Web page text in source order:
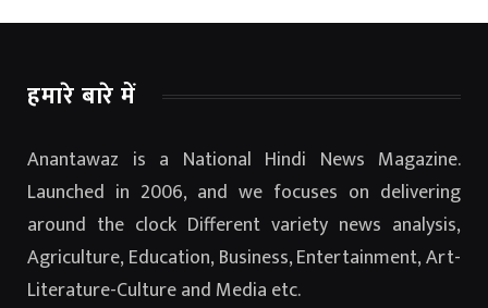
हमारे बारे में
Anantawaz is a National Hindi News Magazine.
Launched in 2006, and we focuses on delivering
around the clock Different variety news analysis,
Agriculture, Education, Business, Entertainment, Art-
Literature-Culture and Media etc.